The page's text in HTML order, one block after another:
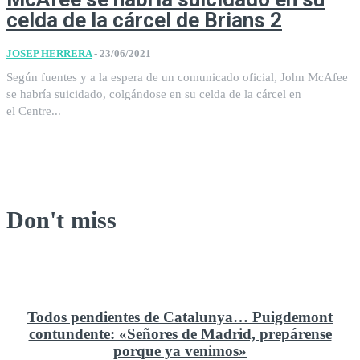
celda de la cárcel de Brians 2
JOSEP HERRERA - 23/06/2021
Según fuentes y a la espera de un comunicado oficial, John McAfee
se habría suicidado, colgándose en su celda de la cárcel en
el Centre...
Don't miss
Todos pendientes de Catalunya… Puigdemont
contundente: «Señores de Madrid, prepárense
porque ya venimos»